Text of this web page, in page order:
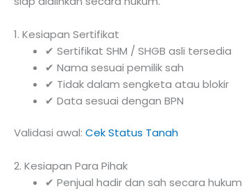
1. Kesiapan Sertifikat
✔ Sertifikat SHM / SHGB asli tersedia
✔ Nama sesuai pemilik sah
✔ Tidak dalam sengketa atau blokir
✔ Data sesuai dengan BPN
Validasi awal: Cek Status Tanah
2. Kesiapan Para Pihak
✔ Penjual hadir dan sah secara hukum